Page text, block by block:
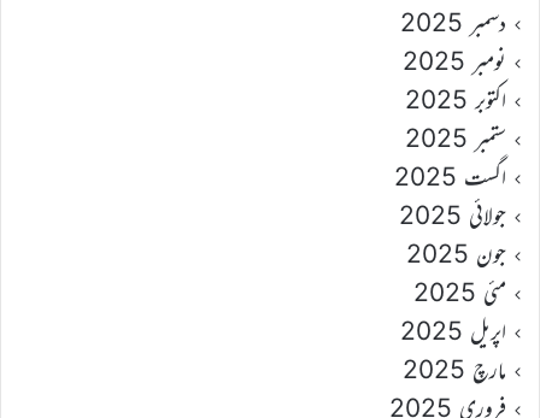
دسمبر 2025
نومبر 2025
اکتوبر 2025
ستمبر 2025
اگست 2025
جولائی 2025
جون 2025
مئی 2025
اپریل 2025
مارچ 2025
فروری 2025